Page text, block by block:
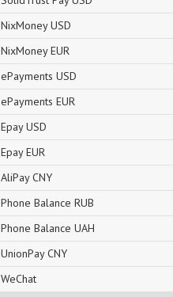
NixMoney USD
NixMoney EUR
ePayments USD
ePayments EUR
Epay USD
Epay EUR
AliPay CNY
Phone Balance RUB
Phone Balance UAH
UnionPay CNY
WeChat